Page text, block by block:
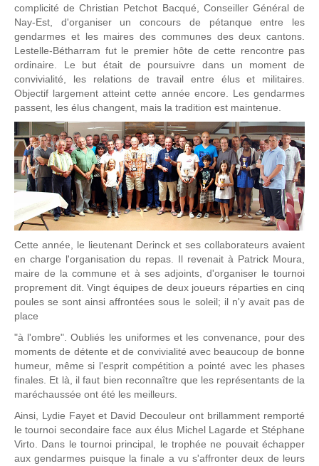
complicité de Christian Petchot Bacqué, Conseiller Général de
Nay-Est, d'organiser un concours de pétanque entre les
gendarmes et les maires des communes des deux cantons.
Lestelle-Bétharram fut le premier hôte de cette rencontre pas
ordinaire. Le but était de poursuivre dans un moment de
convivialité, les relations de travail entre élus et militaires.
Objectif largement atteint cette année encore. Les gendarmes
passent, les élus changent, mais la tradition est maintenue.
Cette année, le lieutenant Derinck et ses collaborateurs avaient
en charge l'organisation du repas. Il revenait à Patrick Moura,
maire de la commune et à ses adjoints, d'organiser le tournoi
proprement dit. Vingt équipes de deux joueurs réparties en cinq
poules se sont ainsi affrontées sous le soleil; il n'y avait pas de
place
"à l'ombre". Oubliés les uniformes et les convenance, pour des
moments de détente et de convivialité avec beaucoup de bonne
humeur, même si l'esprit compétition a pointé avec les phases
finales. Et là, il faut bien reconnaître que les représentants de la
maréchaussée ont été les meilleurs.
Ainsi, Lydie Fayet et David Decouleur ont brillamment remporté
le tournoi secondaire face aux élus Michel Lagarde et Stéphane
Virto. Dans le tournoi principal, le trophée ne pouvait échapper
aux gendarmes puisque la finale a vu s'affronter deux de leurs